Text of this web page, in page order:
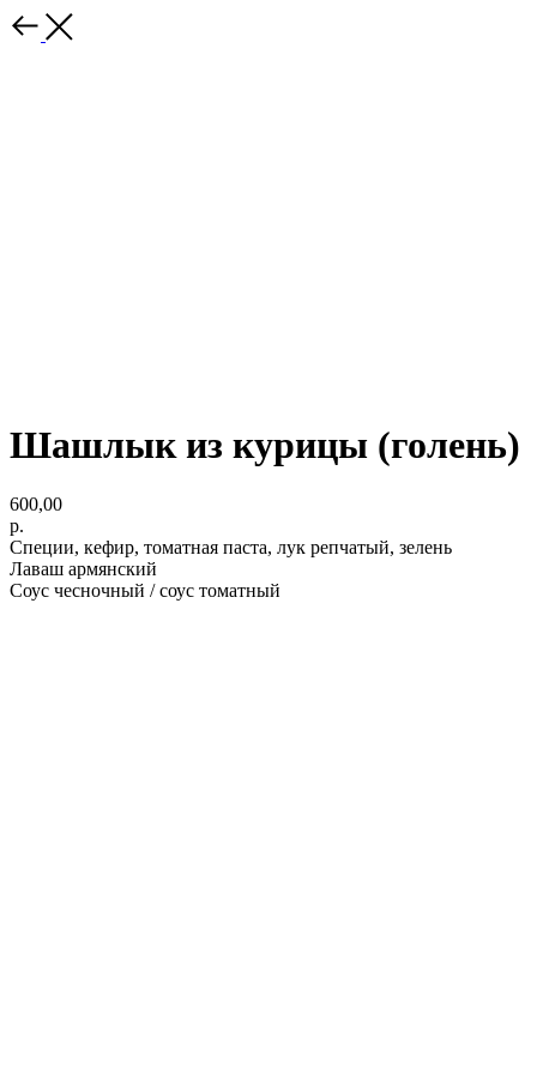
Шашлык из курицы (голень)
600,00
р.
Специи, кефир, томатная паста, лук репчатый, зелень
Лаваш армянский
Соус чесночный / соус томатный